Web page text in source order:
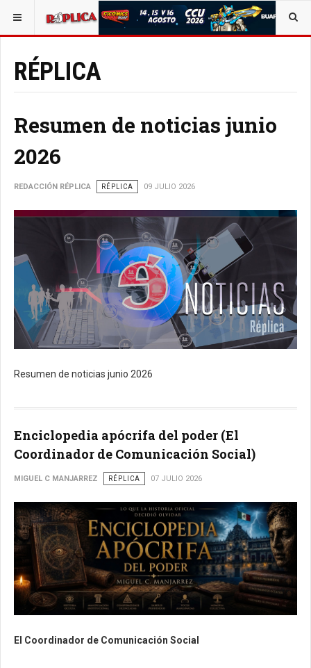
ESTÁ AQUÍ: OPINIÓN RÉPLICA
RÉPLICA
Resumen de noticias junio
2026
REDACCIÓN RÉPLICA RÉPLICA 09 JULIO 2026
Resumen de noticias junio 2026
Enciclopedia apócrifa del poder (El
Coordinador de Comunicación Social)
MIGUEL C MANJARREZ RÉPLICA 07 JULIO 2026
El Coordinador de Comunicación Social